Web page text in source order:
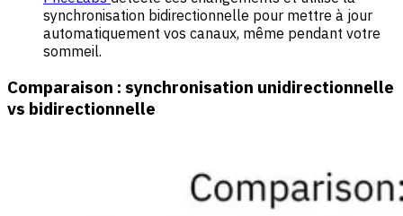
synchronisation bidirectionnelle pour mettre à jour
automatiquement vos canaux, même pendant votre
sommeil.
Comparaison : synchronisation unidirectionnelle
vs bidirectionnelle